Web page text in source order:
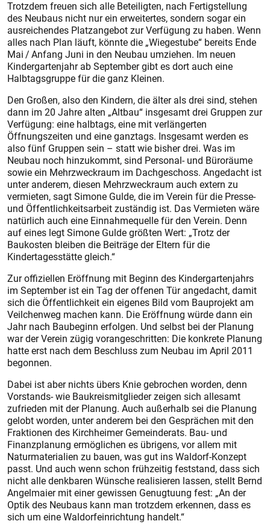
Trotzdem freuen sich alle Beteiligten, nach Fertigstellung
des Neubaus nicht nur ein erweitertes, sondern sogar ein
ausreichendes Platzangebot zur Verfügung zu haben. Wenn
alles nach Plan läuft, könnte die „Wiegestube“ bereits Ende
Mai / Anfang Juni in den Neubau umziehen. Im neuen
Kindergartenjahr ab September gibt es dort auch eine
Halbtagsgruppe für die ganz Kleinen.
Den Großen, also den Kindern, die älter als drei sind, stehen
dann im 20 Jahre alten „Altbau“ insgesamt drei Gruppen zur
Verfügung: eine halbtags, eine mit verlängerten
Öffnungszeiten und eine ganztags. Insgesamt werden es
also fünf Gruppen sein – statt wie bisher drei. Was im
Neubau noch hinzukommt, sind Personal- und Büroräume
sowie ein Mehrzweckraum im Dachgeschoss. Angedacht ist
unter anderem, diesen Mehrzweckraum auch extern zu
vermieten, sagt Simone Gulde, die im Verein für die Presse-
und Öffentlichkeitsarbeit zuständig ist. Das Vermieten wäre
natürlich auch eine Einnahmequelle für den Verein. Denn
auf eines legt Simone Gulde größten Wert: „Trotz der
Baukosten bleiben die Beiträge der Eltern für die
Kindertagesstätte gleich.“
Zur offiziellen Eröffnung mit Beginn des Kindergartenjahrs
im September ist ein Tag der offenen Tür angedacht, damit
sich die Öffentlichkeit ein eigenes Bild vom Bauprojekt am
Veilchenweg machen kann. Die Eröffnung würde dann ein
Jahr nach Baubeginn erfolgen. Und selbst bei der Planung
war der Verein zügig vorangeschritten: Die konkrete Planung
hatte erst nach dem Beschluss zum Neubau im April 2011
begonnen.
Dabei ist aber nichts übers Knie gebrochen worden, denn
Vorstands- wie Baukreismitglieder zeigen sich allesamt
zufrieden mit der Planung. Auch außerhalb sei die Planung
gelobt worden, unter anderem bei den Gesprächen mit den
Fraktionen des Kirchheimer Gemeinderats. Bau- und
Finanzplanung ermöglichen es übrigens, vor allem mit
Naturmaterialien zu bauen, was gut ins Waldorf-Konzept
passt. Und auch wenn schon frühzeitig feststand, dass sich
nicht alle denkbaren Wünsche realisieren lassen, stellt Bernd
Angelmaier mit einer gewissen Genugtuung fest: „An der
Optik des Neubaus kann man trotzdem erkennen, dass es
sich um eine Waldorfeinrichtung handelt.“